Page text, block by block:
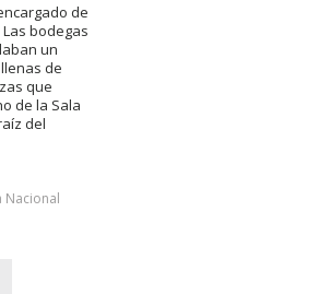
de
bodegas
un
de
que
de la Sala
del
Nacional